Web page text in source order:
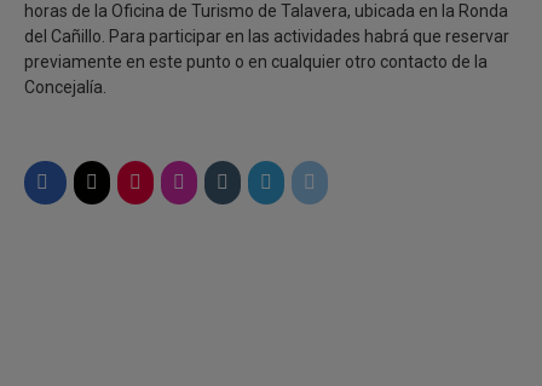
horas de la Oficina de Turismo de Talavera, ubicada en la Ronda
del Cañillo. Para participar en las actividades habrá que reservar
previamente en este punto o en cualquier otro contacto de la
Concejalía.